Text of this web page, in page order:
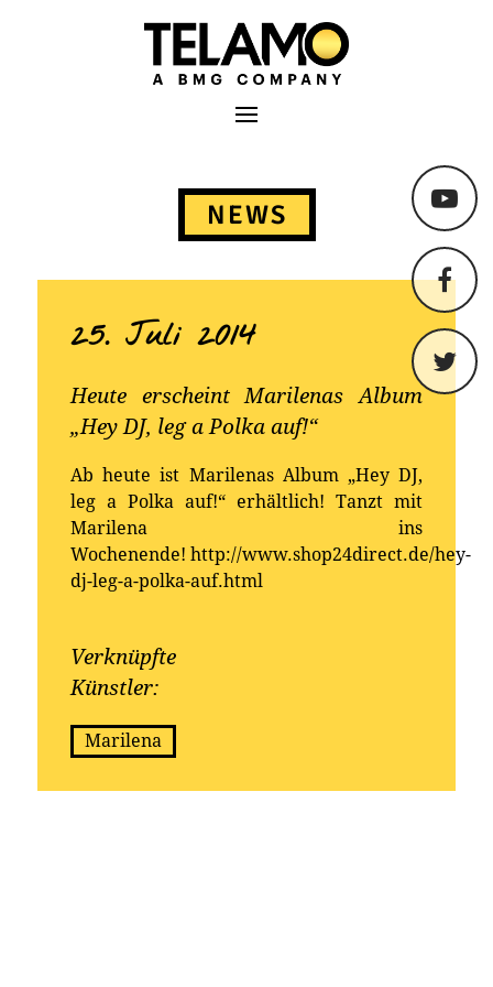
TELAMO
Primäres Menü
NEWS
25. Juli 2014
Heute erscheint Marilenas Album
„Hey DJ, leg a Polka auf!“
Ab heute ist Marilenas Album „Hey DJ,
leg a Polka auf!“ erhältlich! Tanzt mit
Marilena ins
Wochenende! http://www.shop24direct.de/hey-
dj-leg-a-polka-auf.html
Verknüpfte
Künstler:
Marilena